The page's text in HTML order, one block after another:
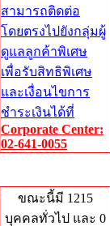
สามารถติดต่อ
โดยตรงไปยังกลุ่มผู้
ดูแลลูกค้าพิเศษ
เพื่อรับสิทธิพิเศษ
และเงื่อนไขการ
ชำระเงินได้ที่
Corporate Center:
02-641-0055
ขณะนี้มี 1215
บุคคลทั่วไป และ 0